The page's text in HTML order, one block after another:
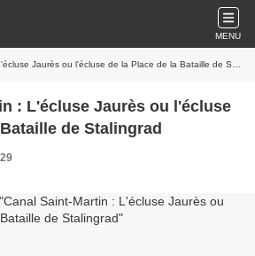
MENU
Jaurès ou l'écluse de la Place de la Bataille de Stalingrad
: L'écluse Jaurès ou l'écluse
de Stalingrad